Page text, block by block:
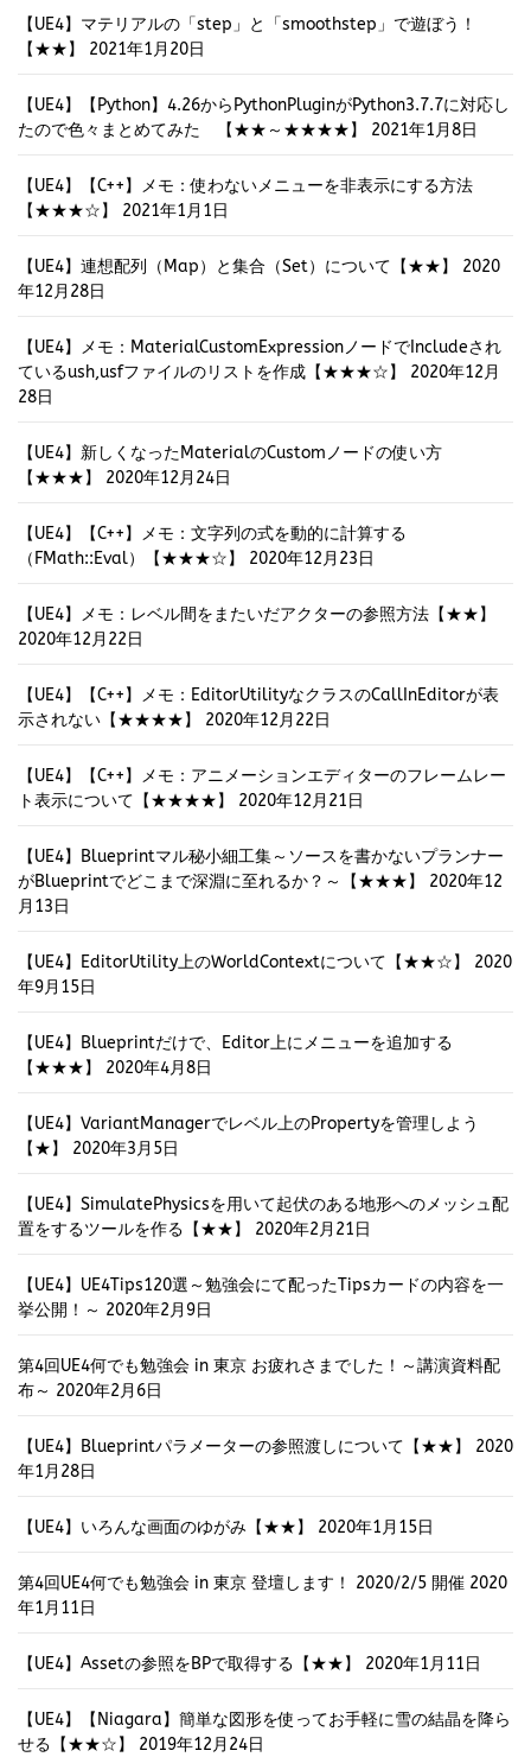
【UE4】マテリアルの「step」と「smoothstep」で遊ぼう！
【★★】
2021年1月20日
【UE4】【Python】4.26からPythonPluginがPython3.7.7に対応し
たので色々まとめてみた 【★★～★★★★】
2021年1月8日
【UE4】【C++】メモ：使わないメニューを非表示にする方法
【★★★☆】
2021年1月1日
【UE4】連想配列（Map）と集合（Set）について【★★】
2020
年12月28日
【UE4】メモ：MaterialCustomExpressionノードでIncludeされ
ているush,usfファイルのリストを作成【★★★☆】
2020年12月
28日
【UE4】新しくなったMaterialのCustomノードの使い方
【★★★】
2020年12月24日
【UE4】【C++】メモ：文字列の式を動的に計算する
（FMath::Eval）【★★★☆】
2020年12月23日
【UE4】メモ：レベル間をまたいだアクターの参照方法【★★】
2020年12月22日
【UE4】【C++】メモ：EditorUtilityなクラスのCallInEditorが表
示されない【★★★★】
2020年12月22日
【UE4】【C++】メモ：アニメーションエディターのフレームレー
ト表示について【★★★★】
2020年12月21日
【UE4】Blueprintマル秘小細工集～ソースを書かないプランナー
がBlueprintでどこまで深淵に至れるか？～【★★★】
2020年12
月13日
【UE4】EditorUtility上のWorldContextについて【★★☆】
2020
年9月15日
【UE4】Blueprintだけで、Editor上にメニューを追加する
【★★★】
2020年4月8日
【UE4】VariantManagerでレベル上のPropertyを管理しよう
【★】
2020年3月5日
【UE4】SimulatePhysicsを用いて起伏のある地形へのメッシュ配
置をするツールを作る【★★】
2020年2月21日
【UE4】UE4Tips120選～勉強会にて配ったTipsカードの内容を一
挙公開！～ 2020年2月9日
第4回UE4何でも勉強会 in 東京 お疲れさまでした！～講演資料配
布～ 2020年2月6日
【UE4】Blueprintパラメーターの参照渡しについて【★★】
2020
年1月28日
【UE4】いろんな画面のゆがみ【★★】 2020年1月15日
第4回UE4何でも勉強会 in 東京 登壇します！ 2020/2/5 開催 2020
年1月11日
【UE4】Assetの参照をBPで取得する【★★】 2020年1月11日
【UE4】【Niagara】簡単な図形を使ってお手軽に雪の結晶を降ら
せる【★★☆】
2019年12月24日